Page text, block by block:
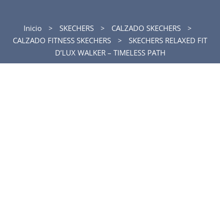
Inicio SKECHERS
CALZADO SKECHERS
CALZADO FITNESS SKECHERS
SKECHERS RELAXED FIT
D’LUX WALKER – TIMELESS PATH